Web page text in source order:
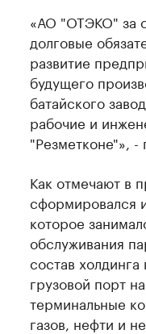
«АО "ОТЭКО" за
долговые
развитие
будущего
батайского
рабочие и
"Резметконе"», -
Как отмечают в
сформировался
которое
обслуживания
состав
грузовой порт
терминальные
газов, нефти и